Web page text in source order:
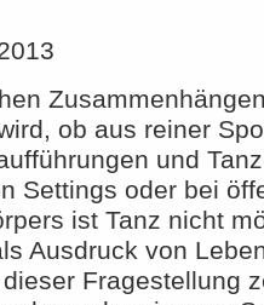
ob aus reiner
und
Settings oder bei
ist Tanz nicht
Ausdruck von
Fragestellung